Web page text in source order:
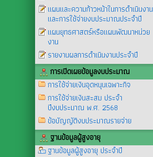
แผนและความก้าวหน้าในการดำเนินงาน
และการใช้จ่ายงบประมาณประจำปี
แผนยุทธศาสตร์หรือแผนพัฒนาหน่วย
งาน
รายงานผลการดำเนินงานประจำปี
การเปิดเผยข้อมูลงบประมาณ
การใช้จ่ายเงินอุดหนุนเฉพาะกิจ
การใช้จ่ายเงินสะสม ประจำ
ปีงบประมาณ พ.ศ. 2568
ข้อบัญญัติงบประมาณรายจ่าย
ฐานข้อมูลผู้สูงอายุ
ฐานข้อมูลผู้สูงอายุ ประจำปี